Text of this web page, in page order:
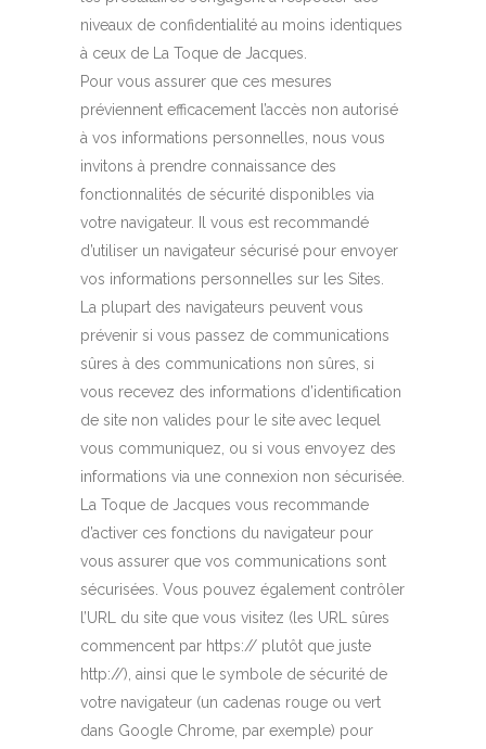
niveaux de confidentialité au moins identiques
à ceux de La Toque de Jacques.
Pour vous assurer que ces mesures
préviennent efficacement l’accès non autorisé
à vos informations personnelles, nous vous
invitons à prendre connaissance des
fonctionnalités de sécurité disponibles via
votre navigateur. Il vous est recommandé
d’utiliser un navigateur sécurisé pour envoyer
vos informations personnelles sur les Sites.
La plupart des navigateurs peuvent vous
prévenir si vous passez de communications
sûres à des communications non sûres, si
vous recevez des informations d’identification
de site non valides pour le site avec lequel
vous communiquez, ou si vous envoyez des
informations via une connexion non sécurisée.
La Toque de Jacques vous recommande
d’activer ces fonctions du navigateur pour
vous assurer que vos communications sont
sécurisées. Vous pouvez également contrôler
l’URL du site que vous visitez (les URL sûres
commencent par https:// plutôt que juste
http://), ainsi que le symbole de sécurité de
votre navigateur (un cadenas rouge ou vert
dans Google Chrome, par exemple) pour